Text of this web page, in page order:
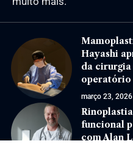
Hayashi
da
operatório
março 23, 2026
funcional
com Alan